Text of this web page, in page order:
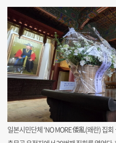
일본시민단체 ‘NO MORE 倭亂(왜란) 집